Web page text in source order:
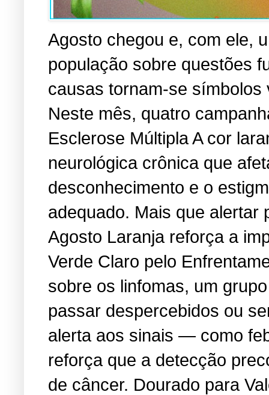
Agosto chegou e, com ele,
população sobre questões
causas tornam-se símbolos
Neste mês, quatro
Esclerose Múltipla A cor
neurológica crônica que
desconhecimento e o
adequado. Mais que
Agosto Laranja reforça a
Verde Claro pelo
sobre os linfomas, um
passar despercebidos ou
alerta aos sinais — como
reforça que a detecção
de câncer. Dourado para